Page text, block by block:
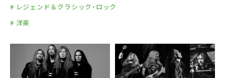
# レジェンド＆クラシック・ロック
# 洋楽